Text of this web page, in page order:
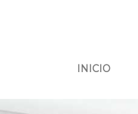
INICIO